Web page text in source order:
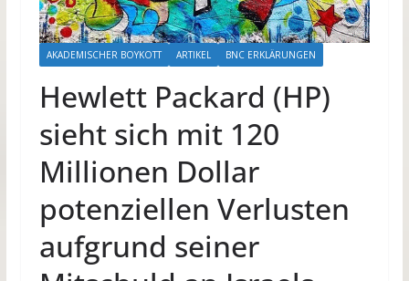
AKADEMISCHER BOYKOTT ARTIKEL BNC ERKLÄRUNGEN
Hewlett Packard (HP)
sieht sich mit 120
Millionen Dollar
potenziellen Verlusten
aufgrund seiner